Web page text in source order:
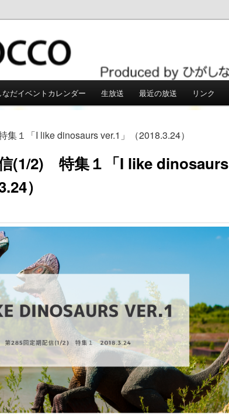
なだイベントカレンダー 生放送 最近の放送 リンク
１「I like dinosaurs ver.1」（2018.3.24）
(1/2) 特集１「I like dinosaurs
）